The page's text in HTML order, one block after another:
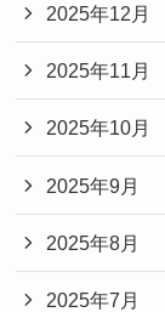
2025年12月
2025年11月
2025年10月
2025年9月
2025年8月
2025年7月